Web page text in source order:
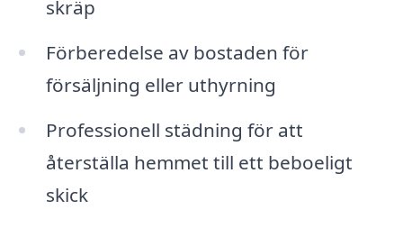
skräp
Förberedelse av bostaden för
försäljning eller uthyrning
Professionell städning för att
återställa hemmet till ett beboeligt
skick